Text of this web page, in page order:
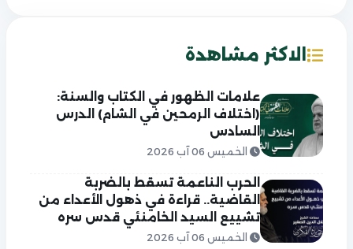
الاكثر مشاهدة
علامات الظهور في الكتاب والسنة:
(اختلاف الرمحين في الشام) الدرس
السادس
الخميس 06 آب 2026
الحرب الناعمة تسقط بالضربة
القاضية.. قراءة في ذهول الأعداء من
تشييع السيد الخامنئي قدس سره
الخميس 06 آب 2026